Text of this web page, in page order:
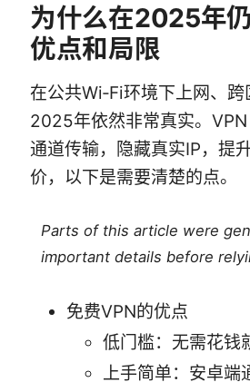
为什么在2025年
优点和局限
在公共Wi‑Fi环境下上网、
2025年依然非常真实。
通道传输，隐藏真实IP，提
价，以下是需要清楚的点。
Parts of this article were
important details before
免费VPN的优点
低门槛：无需花钱
上手简单：安卓端